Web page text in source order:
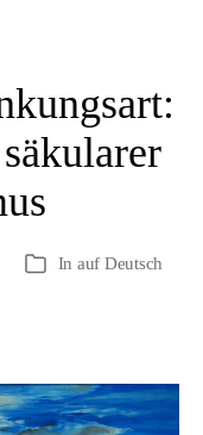
Categories
In auf Deutsch